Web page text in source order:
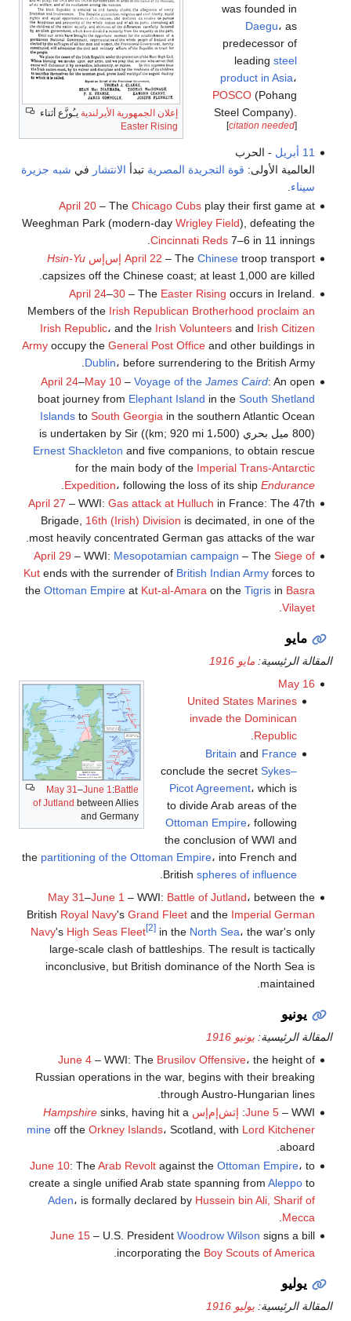
إعلان الجمهورية الأيرلندية يـُوزَّع أثناء
Easter Rising
was founded in
Daegu، as
predecessor of
leadingsteel
product in Asia،
POSCO (Pohang
Steel Company).
[citation needed]
11 أبريل
- الحرب
العالمية الأولى: قوة التجريدة المصرية تبدأ الانتشار في شبه جزيرة
سيناء
April 20– The Chicago Cubsplay their first game at
Weeghman Park (modern-day Wrigley Field), defeating the
Cincinnati Reds7–6 in 11 innings.
April 22 – The Chinesetroop transport إس‌إسHsin-Yu
capsizes off the Chinese coast; at least 1,000 are killed.
April 24–30– The Easter Rising occurs in Ireland.
Members of the Irish Republican Brotherhood proclaim an
Irish Republic، and the Irish Volunteersand Irish Citizen
Armyoccupy the General Post Officeand other buildings in
Dublin، before surrendering to the British Army.
April 24–May 10– Voyage of the James Caird: An open
boat journey from Elephant Island in the South Shetland
Islandsto South Georgia in the southern Atlantic Ocean
(800 ميل بحري (1،500 km; 920 mi)) is undertaken by Sir
Ernest Shackleton and five companions, to obtain rescue
for the main body of the Imperial Trans-Antarctic
Expedition، following the loss of its ship Endurance
April 27 – WWI: Gas attack at Hulluch in France: The 47th
Brigade, 16th (Irish) Division is decimated, in one of the
most heavily concentrated German gas attacks of the war.
April 29 – WWI: Mesopotamian campaign – The Siege of
Kutends with the surrender of British Indian Armyforces to
the Ottoman Empireat Kut-al-Amaraon the Tigrisin Basra
Vilayet
.
مايو
المقالة الرئيسية: مايو 1916
May 31–June 1:Battle
of Jutland between Allies
and Germany
May 16
United States Marines
invade the Dominican
Republic
Britain and France
conclude the secretSykes–
Picot Agreement، which is
to divide Arab areas of the
Ottoman Empire، following
the conclusion of WWI and
the partitioning of the Ottoman Empire، into French and
Britishspheres of influence
.
May 31–June 1 – WWI: Battle of Jutland، between the
British Royal Navy's Grand Fleetand the Imperial German
Navy's High Seas Fleet [2]in the North Sea، the war's only
large-scale clash of battleships. The result is tactically
inconclusive, but British dominance of the North Sea is
maintained.
يونيو
المقالة الرئيسية: يونيو 1916
June 4– WWI: The Brusilov Offensive، the height of
Russian operations in the war, begins with their breaking
through Austro-Hungarian lines.
June 5– WWI: إتش‌إم‌إس Hampshiresinks, having hit a
mineoff the Orkney Islands، Scotland, with Lord Kitchener
aboard.
June 10: TheArab Revoltagainst the Ottoman Empire، to
create a single unified Arab state spanning from Aleppoto
Aden، is formally declared by Hussein bin Ali, Sharif of
Mecca
June 15– U.S. President Woodrow Wilson signs a bill
incorporating the Boy Scouts of America
يوليو
المقالة الرئيسية: يوليو 1916